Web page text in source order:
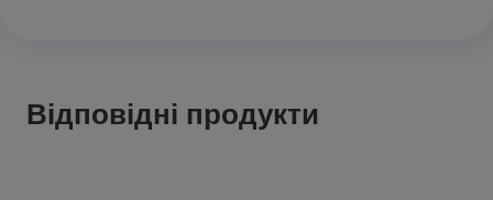
Відповідні продукти